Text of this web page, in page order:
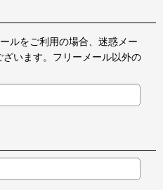
ルをご利用の場合、迷惑メー
います。フリーメール以外の